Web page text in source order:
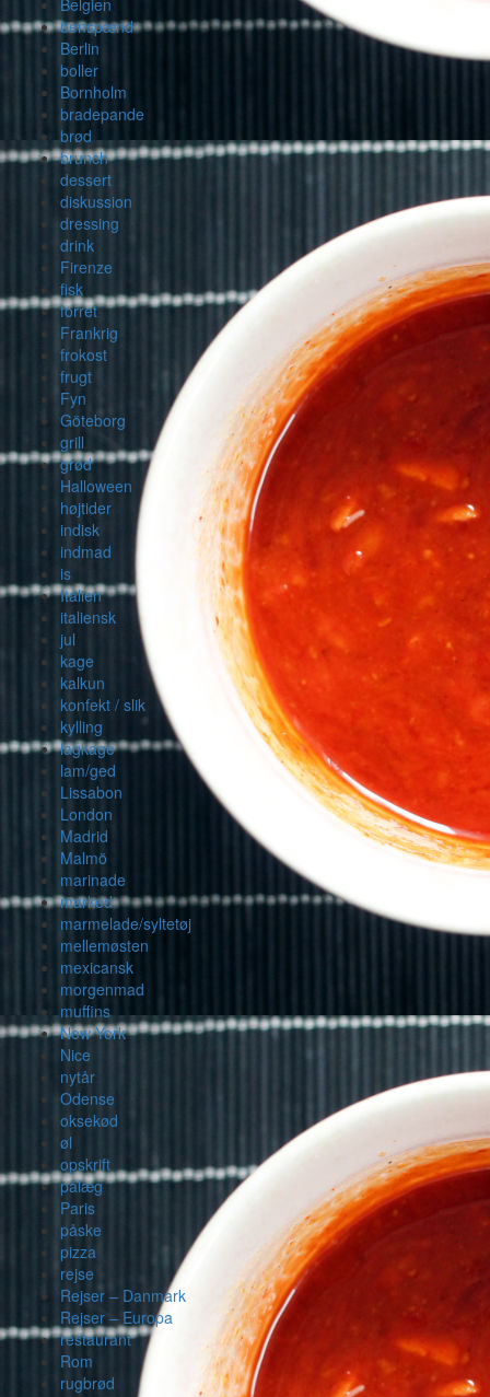
Belgien
benspænd
Berlin
boller
Bornholm
bradepande
brød
brunch
dessert
diskussion
dressing
drink
Firenze
fisk
forret
Frankrig
frokost
frugt
Fyn
Göteborg
grill
grød
Halloween
højtider
indisk
indmad
is
Italien
italiensk
jul
kage
kalkun
konfekt / slik
kylling
lagkage
lam/ged
Lissabon
London
Madrid
Malmö
marinade
marked
marmelade/syltetøj
mellemøsten
mexicansk
morgenmad
muffins
New York
Nice
nytår
Odense
oksekød
øl
opskrift
pålæg
Paris
påske
pizza
rejse
Rejser – Danmark
Rejser – Europa
restaurant
Rom
rugbrød